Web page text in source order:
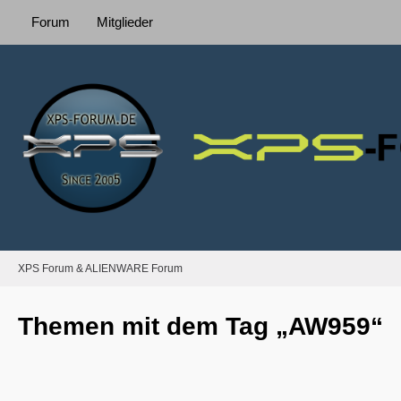
Forum Mitglieder
XPS Forum & ALIENWARE Forum
Themen mit dem Tag „AW959“